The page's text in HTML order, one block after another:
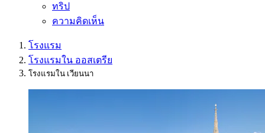
ทริป
ความคิดเห็น
โรงแรม
โรงแรมใน ออสเตรีย
โรงแรมใน เวียนนา